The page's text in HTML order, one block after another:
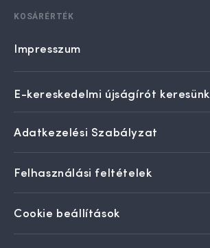
KOSÁRÉRTÉK
Impresszum
E-kereskedelmi újságírót keresünk
Adatkezelési Szabályzat
Felhasználási feltételek
Cookie beállítások